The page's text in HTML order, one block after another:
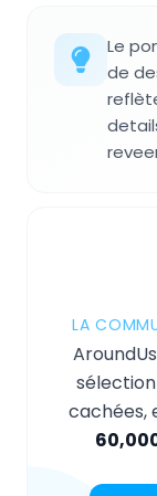
Le
de
LA
cachées,